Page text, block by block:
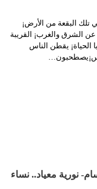
تلك البقعة من الأرض¡
عن الشرق والغرب¡ القريبة
الحياة¡ يقطن الناس
نورية معياد.. نساء